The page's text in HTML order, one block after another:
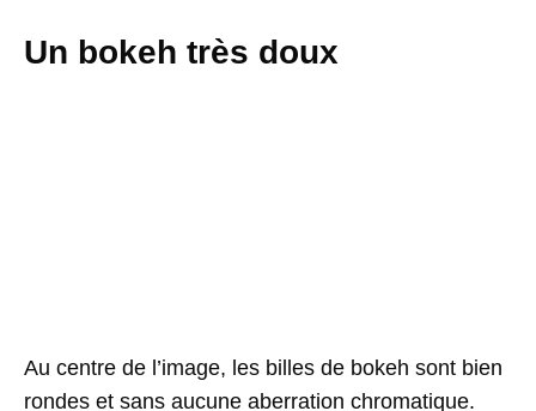
Un bokeh très doux
Au centre de l’image, les billes de bokeh sont bien
rondes et sans aucune aberration chromatique.